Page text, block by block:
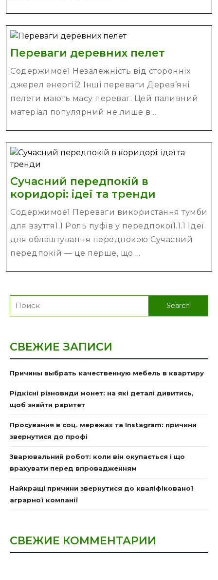
Переваги деревних пелет
пелет
Содержимое1 Незалежність від сторонніх
джерел енергії2 Інші переваги Дерев’яні
пелети мають масу переваг. Цей паливний
матеріал популярний не лише в ...
Сучасний передпокій в
коридорі: ідеї та тренди
в
коридорі:
ідеї
тренди
Содержимое1 Переваги використання тумби
для взуття1.1 Роль пуфів у передпокої1.1.1 Ідеї
для облаштування передпокою Сучасний
передпокій — це перше, що ...
Search
СВЕЖИЕ ЗАПИСИ
Причины выбрать качественную мебель в квартиру
Рідкісні різновиди монет: на які деталі дивитись,
щоб знайти раритет
Просування в соц. мережах та Instagram: причини
звернутися до профі
Зварювальний робот: коли він окупається і що
врахувати перед впровадженням
Найкращі причини звернутися до кваліфікованої
аграрної компанії
СВЕЖИЕ КОММЕНТАРИИ